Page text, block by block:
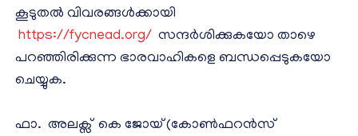
കൂടുതൽ വിവരങ്ങൾക്കായി
https://fycnead.org/ സന്ദർശിക്കുകയോ താഴെ
പറഞ്ഞിരിക്കുന്ന ഭാരവാഹികളെ ബന്ധപ്പെടുകയോ
ചെയ്യുക.
ഫാ. അലക്സ് കെ ജോയ് (കോൺഫറൻസ്